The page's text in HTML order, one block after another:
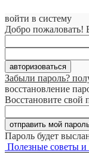
войти в систему
Добро пожаловать!
Забыли пароль?
восстановление
Восстановите свой
Пароль будет
Полезные советы и